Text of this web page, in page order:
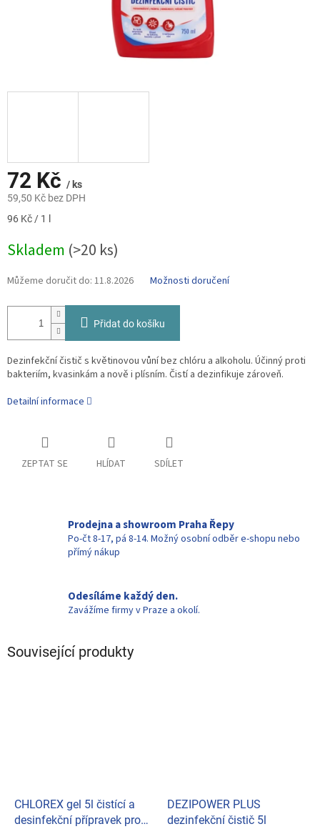
72 Kč / ks
59,50 Kč bez DPH
Měrná
96 Kč / 1 l
Skladem (>20 ks)
Můžeme doručit do: 11.8.2026 Možnosti doručení
Přidat do košíku
Dezinfekční čistič s květinovou vůní bez chlóru a alkoholu. Účinný proti
bakteriím, kvasinkám a nově i plísním. Čistí a dezinfikuje zároveň.
Detailní informace
ZEPTAT SE HLÍDAT SDÍLET
Prodejna a showroom Praha Řepy
Po-čt 8-17, pá 8-14. Možný osobní odběr e-shopu nebo
přímý nákup
Odesíláme každý den.
Zavážíme firmy v Praze a okolí.
Související produkty
CHLOREX gel 5l čistící a
desinfekční přípravek pro
DEZIPOWER PLUS
dezinfekční čistič 5l